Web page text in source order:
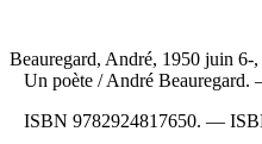
Beauregard, André, 1950 juin 6-,
Un poète / André Beauregard.
ISBN 9782924817650. —